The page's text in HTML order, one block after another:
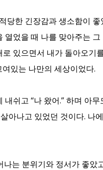
당한 긴장감과 생소함이
었을 때 나를 맞아주는
있으면서 내가 돌아오기
있는 나만의 세상이었다.
쉬고 “나 왔어.” 하며 아
아나고 있었던 것이다. 나
는 분위기와 정서가 좋았